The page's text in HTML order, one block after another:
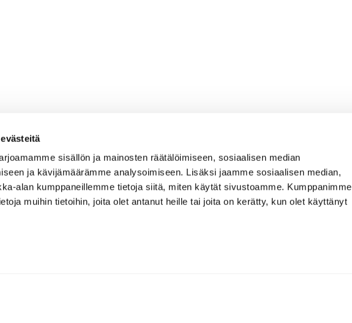
sisällön ja mainosten räätälöimiseen, sosiaalisen median
ja kävijämäärämme analysoimiseen. Lisäksi jaamme sosiaalisen median,
alan kumppaneillemme tietoja siitä, miten käytät sivustoamme. Kumppanimme
muihin tietoihin, joita olet antanut heille tai joita on kerätty, kun olet käyttänyt